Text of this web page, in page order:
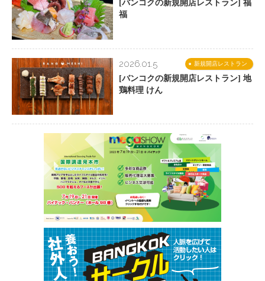
[バンコクの新規開店レストラン] 福
福
新規開店レストラン
2026.01.5
[バンコクの新規開店レストラン] 地
鶏料理 けん